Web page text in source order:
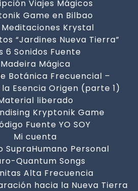
Viajes Mágicos
Game en Bilbao
Meditaciones Krystal
“Jardines Nueva Tierra”
6 Sonidos Fuente
Madeira Mágica
Botánica Frecuencial –
Esencia Origen (parte 1)
liberado
Kryptonik Game
Fuente YO SOY
Mi cuenta
SupraHumano Personal
Quantum Songs
Alta Frecuencia
hacia la Nueva Tierra